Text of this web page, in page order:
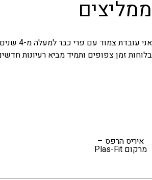
ממליצים
אני
בלוחות זמן צפופים ותמיד מביא רעיונות
איריס הרפס –
מרקום Plas-Fit